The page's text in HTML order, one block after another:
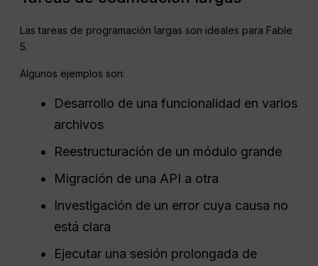
Las tareas de programación largas son ideales para Fable
5.
Algunos ejemplos son:
Desarrollo de una funcionalidad en varios
archivos
Reestructuración de un módulo grande
Migración de una API a otra
Investigación de un error cuya causa no
está clara
Ejecutar una sesión prolongada de